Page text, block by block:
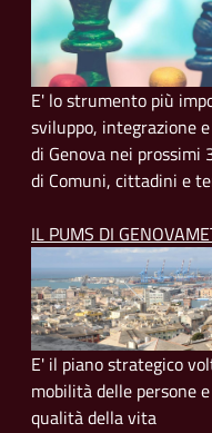
E' lo strumento più
sviluppo, integrazione
di Genova nei prossimi
di Comuni, cittadini e
IL PUMS DI
E' il piano strategico
mobilità delle persone
qualità della vita